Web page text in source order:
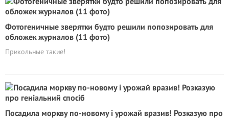
Фотогеничные зверятки будто решили попозировать для
обложек журналов (11 фото)
Прикольные такие!
Посадила моркву по-новому і урожай вразив! Розказую про